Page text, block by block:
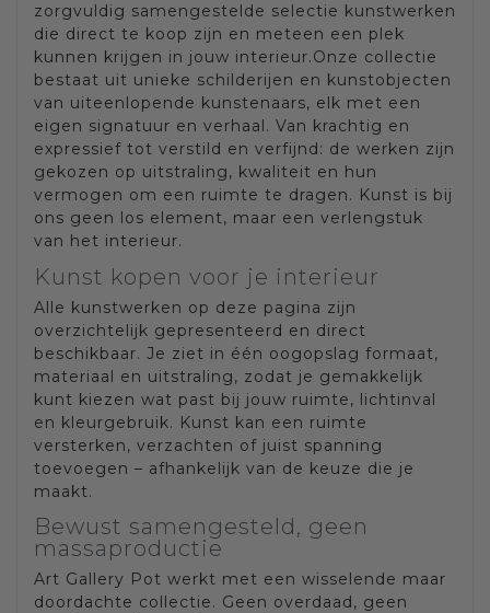
zorgvuldig samengestelde selectie kunstwerken
die direct te koop zijn en meteen een plek
kunnen krijgen in jouw interieur.Onze collectie
bestaat uit unieke schilderijen en kunstobjecten
van uiteenlopende kunstenaars, elk met een
eigen signatuur en verhaal. Van krachtig en
expressief tot verstild en verfijnd: de werken zijn
gekozen op uitstraling, kwaliteit en hun
vermogen om een ruimte te dragen. Kunst is bij
ons geen los element, maar een verlengstuk
van het interieur.
Kunst kopen voor je interieur
Alle kunstwerken op deze pagina zijn
overzichtelijk gepresenteerd en direct
beschikbaar. Je ziet in één oogopslag formaat,
materiaal en uitstraling, zodat je gemakkelijk
kunt kiezen wat past bij jouw ruimte, lichtinval
en kleurgebruik. Kunst kan een ruimte
versterken, verzachten of juist spanning
toevoegen – afhankelijk van de keuze die je
maakt.
Bewust samengesteld, geen
massaproductie
Art Gallery Pot werkt met een wisselende maar
doordachte collectie. Geen overdaad, geen